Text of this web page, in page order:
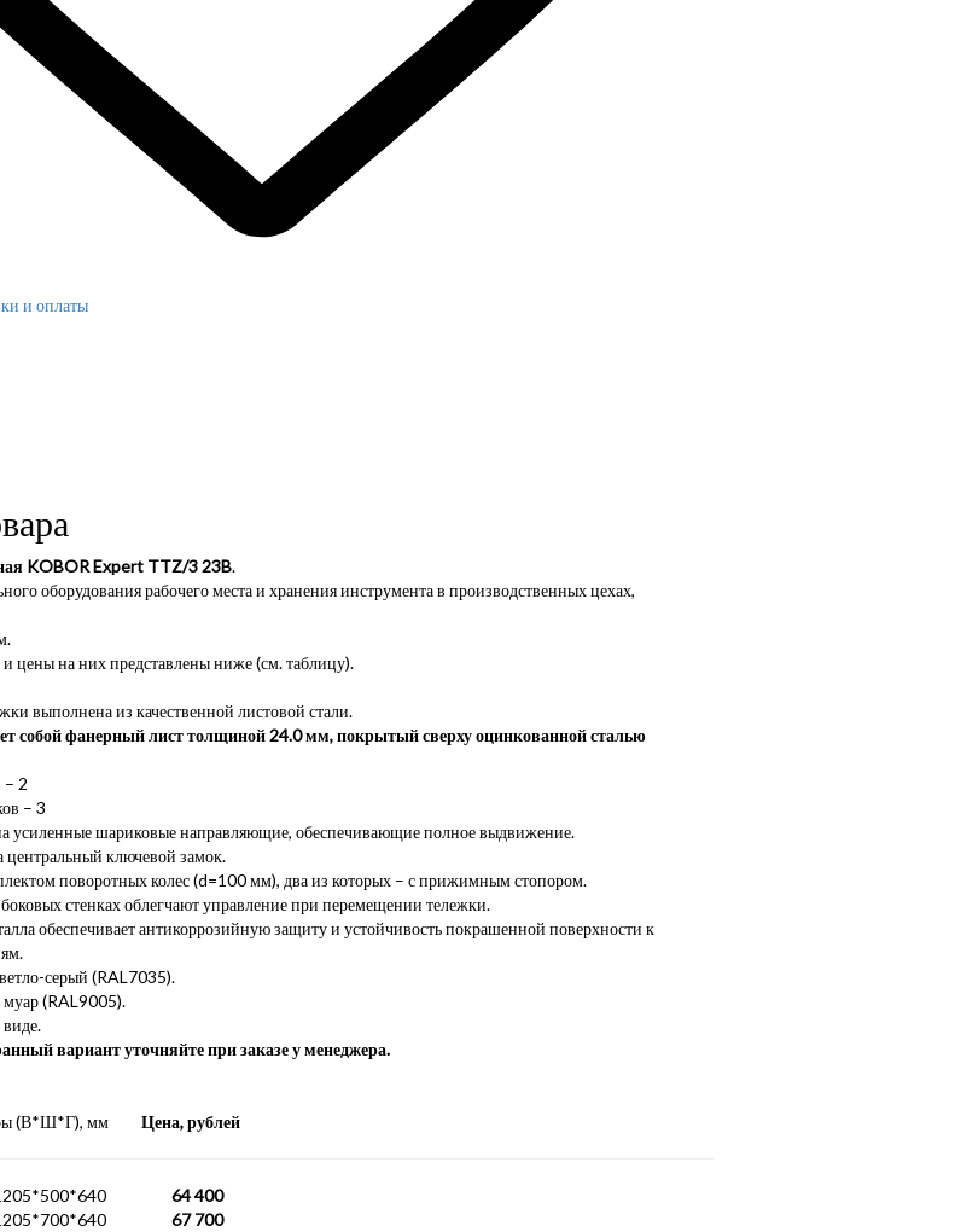
и оплаты
KOBOR Expert TTZ/3 23B.
оборудования рабочего места и хранения инструмента в производственных цехах,
цены на них представлены ниже (см. таблицу).
выполнена из качественной листовой стали.
собой фанерный лист толщиной 24.0 мм, покрытый сверху оцинкованной сталью
– 2
– 3
усиленные шариковые направляющие, обеспечивающие полное выдвижение.
ключевой замок.
поворотных колес (d=100 мм), два из которых – с прижимным стопором.
стенках облегчают управление при перемещении тележки.
обеспечивает антикоррозийную защиту и устойчивость покрашенной поверхности к
серый (RAL7035).
(RAL9005).
вариант уточняйте при заказе у менеджера.
(В*Ш*Г), мм Цена, рублей
64 400
67 700